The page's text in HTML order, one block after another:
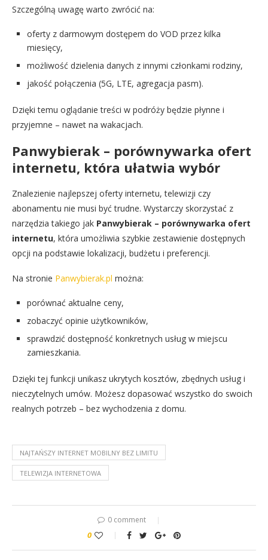
Szczególną uwagę warto zwrócić na:
oferty z darmowym dostępem do VOD przez kilka
miesięcy,
możliwość dzielenia danych z innymi członkami rodziny,
jakość połączenia (5G, LTE, agregacja pasm).
Dzięki temu oglądanie treści w podróży będzie płynne i
przyjemne – nawet na wakacjach.
Panwybierak – porównywarka ofert
internetu, która ułatwia wybór
Znalezienie najlepszej oferty internetu, telewizji czy
abonamentu nie musi być trudne. Wystarczy skorzystać z
narzędzia takiego jak Panwybierak – porównywarka ofert
internetu, która umożliwia szybkie zestawienie dostępnych
opcji na podstawie lokalizacji, budżetu i preferencji.
Na stronie Panwybierak.pl można:
porównać aktualne ceny,
zobaczyć opinie użytkowników,
sprawdzić dostępność konkretnych usług w miejscu
zamieszkania.
Dzięki tej funkcji unikasz ukrytych kosztów, zbędnych usług i
nieczytelnych umów. Możesz dopasować wszystko do swoich
realnych potrzeb – bez wychodzenia z domu.
NAJTAŃSZY INTERNET MOBILNY BEZ LIMITU
TELEWIZJA INTERNETOWA
0 comment
0